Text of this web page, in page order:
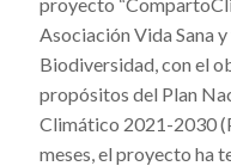
Asociación Vida Sana
Biodiversidad, con el
propósitos del Plan
Climático 2021-2030
meses, el proyecto ha